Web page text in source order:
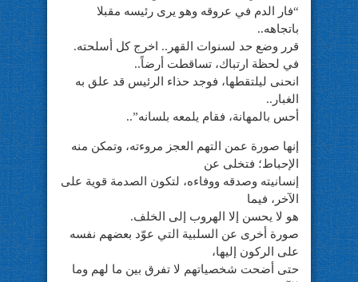
“فار الدم في عروقه وهو يرى رئيسه مقبلا
باتجاهه..
قرر وضع حد لسنوات القهر.. اخرج كل أسلحته.
في لحظة ارتباك، تساقطت أرضاً..
انحنى ليلتقطها، فوجد حذاء الرئيس قد علق به
الغبار..
أحس بالمهانة، فقام يلمعه بلسانه”..
إنها صورة عمن التهم العجز مروءته، وتمكن منه
الإحباط؛ فتخلى عن
إنسانيته وصدقه ووفاءه، لتكون الصدمة قوية على
الآخر، فيما
هو لا يحسن إلا الهروب إلى الخلف.
صورة أخرى عن السلبية التي عوّد بعضهم نفسه
على الركون إليها،
حتى أضحت شخصياتهم لا تفرق بين ما لهم وما